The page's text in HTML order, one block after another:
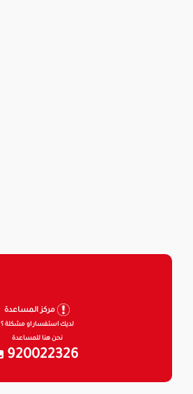
مركز المساعدة
لديك استفسار او مشكلة ؟
نحن هنا للمساعدة
920022326